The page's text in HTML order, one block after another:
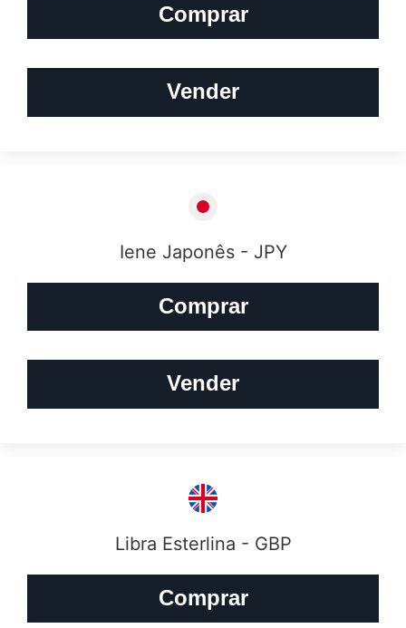
Comprar
Vender
Iene Japonês - JPY
Comprar
Vender
Libra Esterlina - GBP
Comprar